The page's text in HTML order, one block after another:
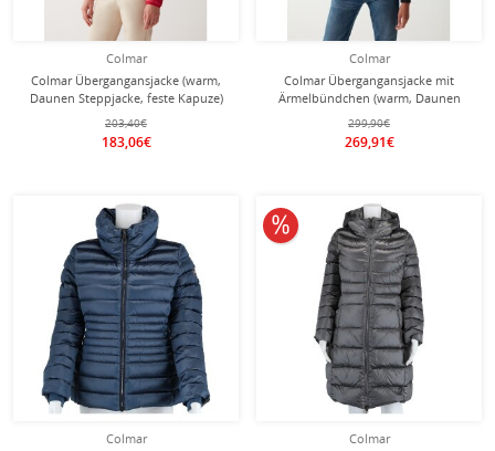
Colmar
Colmar Übergangansjacke (warm,
Daunen Steppjacke, feste Kapuze)
rot Damen
203,40€
183,06€
Colmar
Colmar Übergangansjacke mit
Ärmelbündchen (warm, Daunen
Steppjacke, schmale Form)
dunkelblau Damen
299,90€
269,91€
Colmar
Colmar
10% reduziert